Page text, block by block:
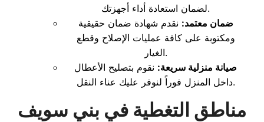
لضمان استعادة أداء أجهزتك.
ضمان معتمد: نقدم شهادة ضمان حقيقية
ومكتوبة على كافة عمليات الإصلاح وقطع
الغيار.
صيانة منزلية سريعة: نقوم بتصليح الأعطال
داخل المنزل فوراً لنوفر عليك عناء النقل.
مناطق التغطية في بني سويف